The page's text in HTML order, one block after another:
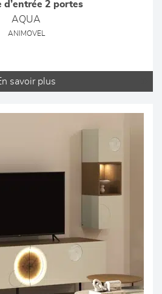
d’entrée 2 portes
AQUA
ANIMOVEL
savoir plus